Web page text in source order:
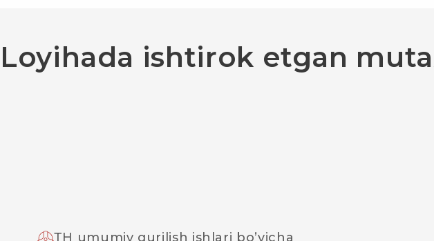
Loyihada ishtirok etgan
ТН umumiy qurilish ishlari bo’yicha